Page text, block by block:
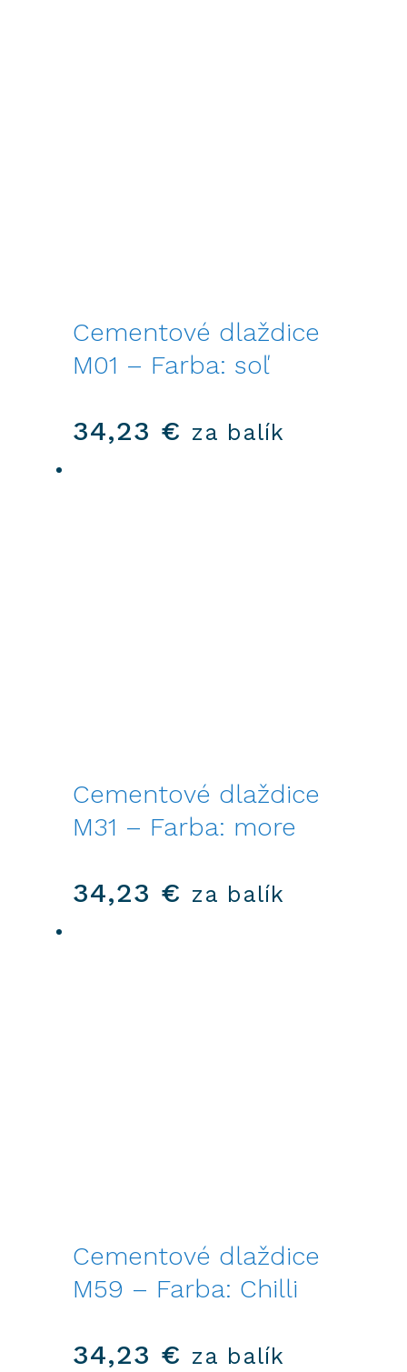
Cementové dlaždice
M01 – Farba: soľ
34,23 € za balík
Cementové dlaždice
M31 – Farba: more
34,23 € za balík
Cementové dlaždice
M59 – Farba: Chilli
34,23 € za balík